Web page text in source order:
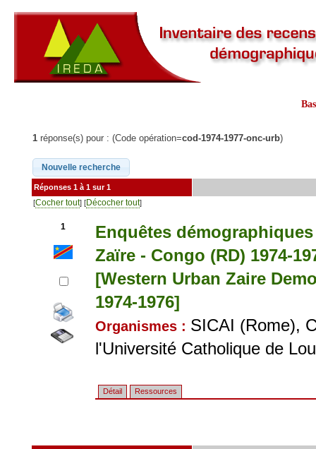
1 réponse(s) pour : (Code opération=cod-1974-1977-onc-urb)
Réponses 1 à 1 sur 1
[Cocher tout] [Décocher tout]
1
Enquêtes
Zaïre - Congo (RD) 1974-
[Western Urban Zaire
1974-1976]
Organismes : SICAI (Rome),
l'Université Catholique de
Détail Ressources